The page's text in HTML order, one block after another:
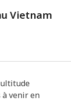
Vietnam
à venir en